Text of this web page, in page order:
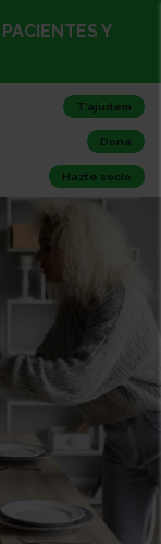
Y
T’ajudem
Dona
Hazte socio